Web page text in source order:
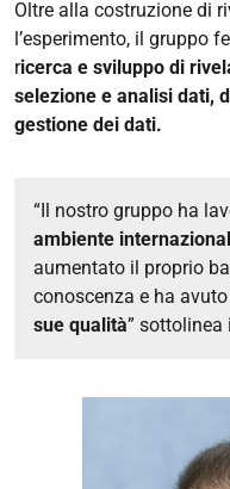
Oltre alla costruzione di
l’esperimento, il gruppo
ricerca e sviluppo di
selezione e analisi dati,
gestione dei dati.
“Il nostro gruppo ha
ambiente
aumentato il proprio
conoscenza e ha
sue qualità” sottolinea